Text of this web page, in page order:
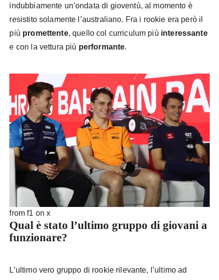
indubbiamente un’ondata di gioventù, al momento è
resistito solamente l’australiano. Fra i rookie era però il
più promettente, quello col curriculum più interessante
e con la vettura più performante.
from f1 on x
Qual è stato l’ultimo gruppo di giovani a
funzionare?
L’ultimo vero gruppo di rookie rilevante, l’ultimo ad